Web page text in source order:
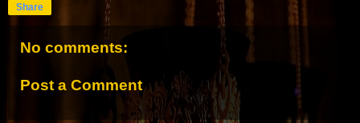
Share
No comments:
Post a Comment